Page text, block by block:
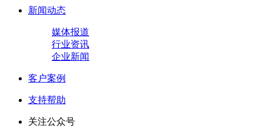
新闻动态
媒体报道
行业资讯
企业新闻
客户案例
支持帮助
关注公众号